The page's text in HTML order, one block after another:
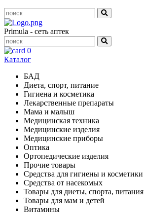
Primula - сеть аптек
0
Каталог
БАД
Диета, спорт, питание
Гигиена и косметика
Лекарственные препараты
Мама и малыш
Медицинская техника
Медицинские изделия
Медицинские приборы
Оптика
Ортопедические изделия
Прочие товары
Средства для гигиены и косметики
Средства от насекомых
Товары для диеты, спорта, питания
Товары для мам и детей
Витамины